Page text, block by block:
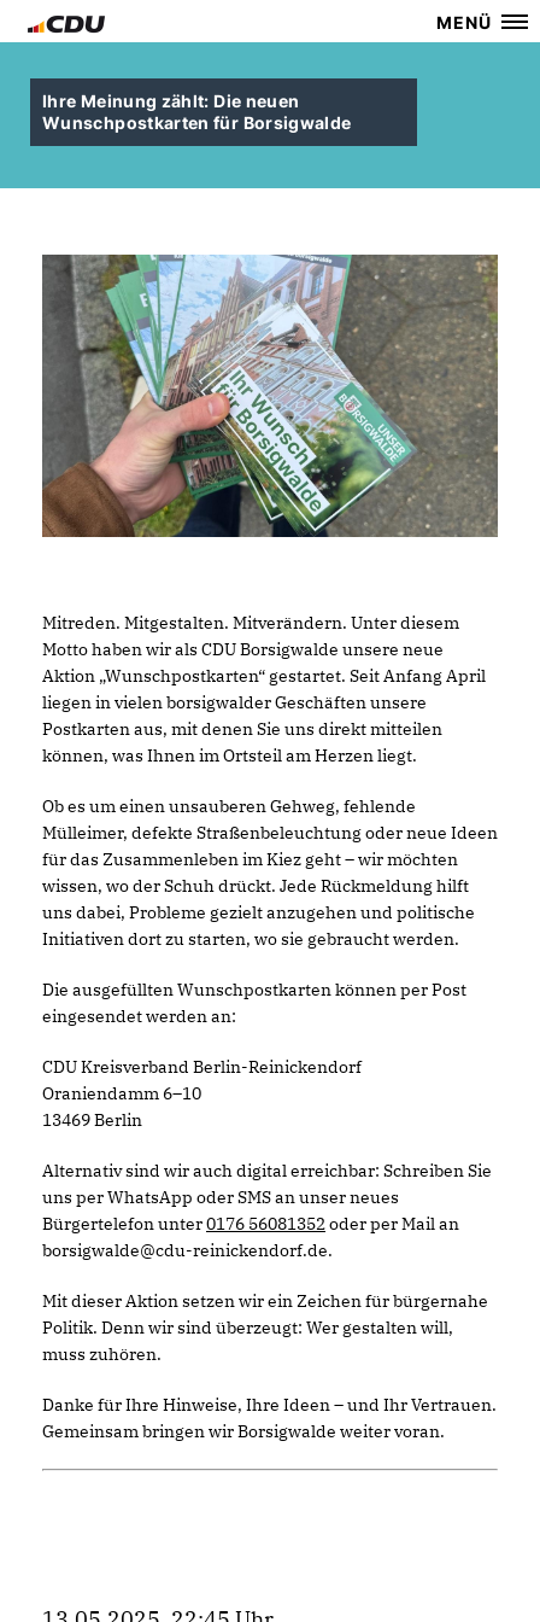
MENÜ
Ihre Meinung zählt: Die neuen
Wunschpostkarten für Borsigwalde
Mitreden. Mitgestalten. Mitverändern. Unter diesem
Motto haben wir als CDU Borsigwalde unsere neue
Aktion „Wunschpostkarten“ gestartet. Seit Anfang April
liegen in vielen borsigwalder Geschäften unsere
Postkarten aus, mit denen Sie uns direkt mitteilen
können, was Ihnen im Ortsteil am Herzen liegt.
Ob es um einen unsauberen Gehweg, fehlende
Mülleimer, defekte Straßenbeleuchtung oder neue Ideen
für das Zusammenleben im Kiez geht – wir möchten
wissen, wo der Schuh drückt. Jede Rückmeldung hilft
uns dabei, Probleme gezielt anzugehen und politische
Initiativen dort zu starten, wo sie gebraucht werden.
Die ausgefüllten Wunschpostkarten können per Post
eingesendet werden an:
CDU Kreisverband Berlin-Reinickendorf
Oraniendamm 6–10
13469 Berlin
Alternativ sind wir auch digital erreichbar: Schreiben Sie
uns per WhatsApp oder SMS an unser neues
Bürgertelefon unter0176 56081352oder per Mail an
borsigwalde@cdu-reinickendorf.de.
Mit dieser Aktion setzen wir ein Zeichen für bürgernahe
Politik. Denn wir sind überzeugt: Wer gestalten will,
muss zuhören.
Danke für Ihre Hinweise, Ihre Ideen – und Ihr Vertrauen.
Gemeinsam bringen wir Borsigwalde weiter voran.